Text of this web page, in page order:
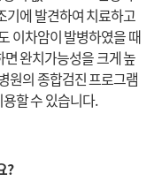
기에 발견하여 치료하고
이차암이 발병하였을 때
완치가능성을 크게 높
원의 종합검진 프로그램
할 수 있습니다.
?